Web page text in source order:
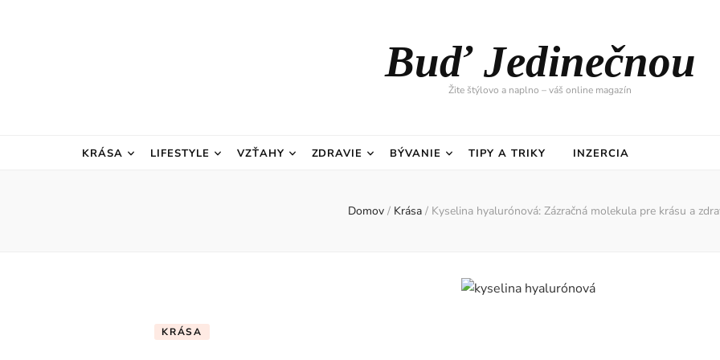
Buď Jedinečnou
Žite štýlovo a naplno – váš online magazín
KRÁSA LIFESTYLE VZŤAHY ZDRAVIE BÝVANIE TIPY A TRIKY INZERCIA
Domov / Krása / Kyselina hyalurónová: Zázračná molekula pre krásu a
KRÁSA